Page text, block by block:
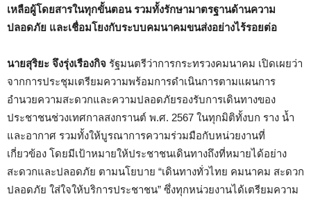
เหลือผู้โดยสารในทุกขั้นตอน รวมทั้งรักษามาตรฐานด้านความ
ปลอดภัย และเชื่อมโยงกับระบบคมนาคมขนส่งอย่างไร้รอยต่อ
นายสุริยะ จึงรุ่งเรืองกิจ รัฐมนตรีว่าการกระทรวงคมนาคม เปิดเผยว่า
จากการประชุมเตรียมความพร้อมการดำเนินการตามแผนการ
อำนวยความสะดวกและความปลอดภัยรองรับการเดินทางของ
ประชาชนช่วงเทศกาลสงกรานต์ พ.ศ. 2567 ในทุกมิติทั้งบก ราง น้ำ
และอากาศ รวมทั้งให้บูรณาการความร่วมมือกับหน่วยงานที่
เกี่ยวข้อง โดยมีเป้าหมายให้ประชาชนเดินทางถึงที่หมายได้อย่าง
สะดวกและปลอดภัย ตามนโยบาย “เดินทางทั่วไทย คมนาคม สะดวก
ปลอดภัย ใส่ใจให้บริการประชาชน” ซึ่งทุกหน่วยงานได้เตรียมความ